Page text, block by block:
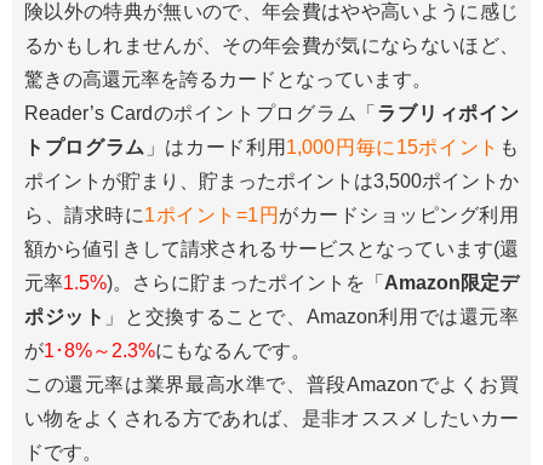
険以外の特典が無いので、年会費はやや高いように感じ
るかもしれませんが、その年会費が気にならないほど、
驚きの高還元率を誇るカードとなっています。
Reader’s Cardのポイントプログラム「 ラブリィポイン
トプログラム 」はカード利用 1,000円毎に15ポイント も
ポイントが貯まり、貯まったポイントは3,500ポイントか
ら、請求時に1ポイント=1円 がカードショッピング利用
額から値引きして請求されるサービスとなっています(還
元率1.5%)。さらに貯まったポイントを「 Amazon限定デ
ポジット 」と交換することで、Amazon利用では還元率
が1･8%～2.3%にもなるんです。
この還元率は業界最高水準で、普段Amazonでよくお買
い物をよくされる方であれば、是非オススメしたいカー
ドです。